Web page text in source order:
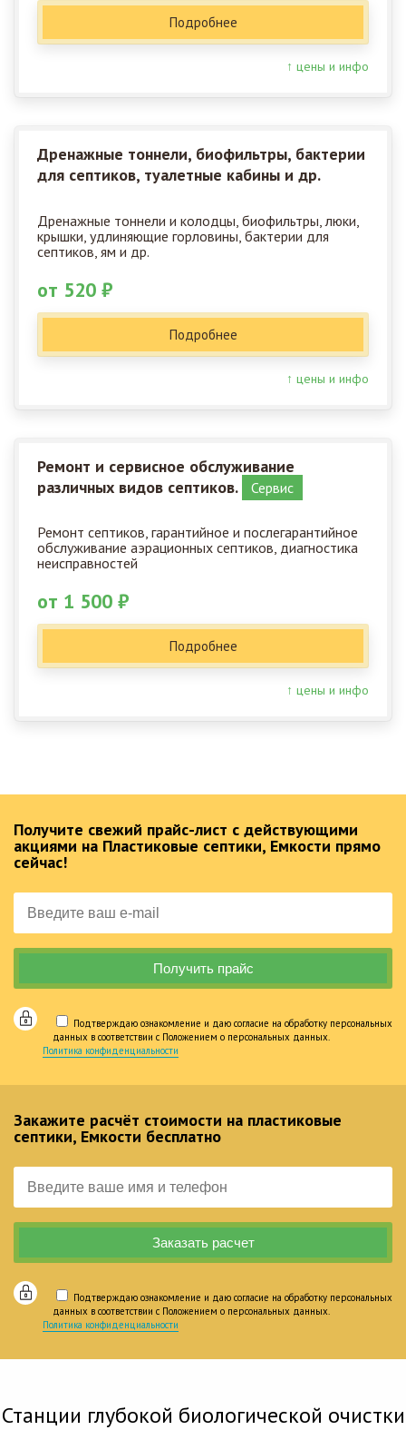
Подробнее
↑ цены и инфо
Дренажные тоннели, биофильтры, бактерии
для септиков, туалетные кабины и др.
Дренажные тоннели и колодцы, биофильтры, люки,
крышки, удлиняющие горловины, бактерии для
септиков, ям и др.
от 520 ₽
Подробнее
↑ цены и инфо
Ремонт и сервисное обслуживание
различных видов септиков.
Сервис
Ремонт септиков, гарантийное и послегарантийное
обслуживание аэрационных септиков, диагностика
неисправностей
от 1 500 ₽
Подробнее
↑ цены и инфо
Получите свежий прайс-лист с действующими
акциями на Пластиковые септики, Емкости прямо
сейчас!
Подтверждаю ознакомление и даю согласие на обработку персональных
данных в соответствии с Положением о персональных данных.
Политика конфиденциальности
Закажите расчёт стоимости на пластиковые
септики, Емкости бесплатно
Подтверждаю ознакомление и даю согласие на обработку персональных
данных в соответствии с Положением о персональных данных.
Политика конфиденциальности
Станции глубокой биологической очистки